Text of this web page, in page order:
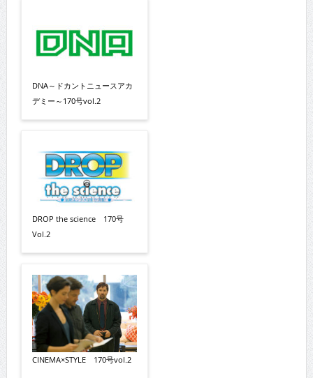
DNA～ドカントニュースアカ
デミー～170号vol.2
DROP the science 170号
Vol.2
CINEMA×STYLE 170号vol.2